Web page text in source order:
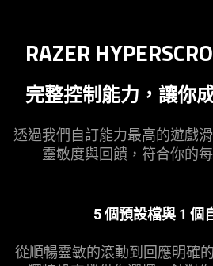
RAZER
完整控制能力，讓你
透過我們自訂能力最高的遊戲
靈敏度與回饋，符合你的
5 個預設檔與 1 個
從順暢靈敏的滾動到回應明確